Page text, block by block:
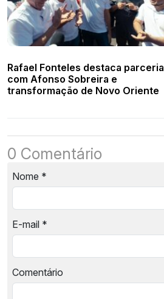
Rafael Fonteles destaca parceria
com Afonso Sobreira e
transformação de Novo Oriente
0 Comentário
Nome *
E-mail *
Comentário